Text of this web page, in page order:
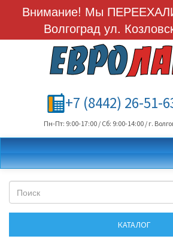
Внимание! Мы
Волгоград ул.
+7 (8442) 26-51-
Пн-Пт: 9:00-17:00 / Сб: 9:00-14:00 / г.